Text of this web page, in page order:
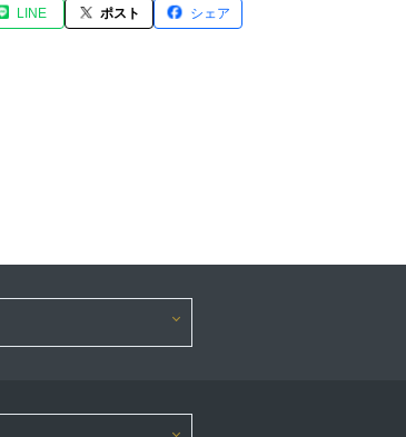
LINE ポスト シェア